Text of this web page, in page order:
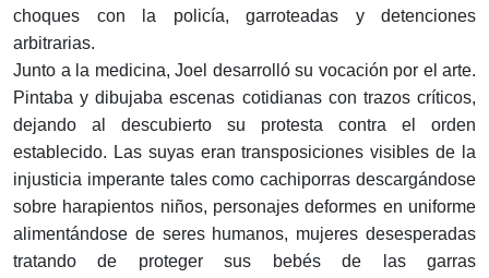
choques con la policía, garroteadas y detenciones
arbitrarias.
Junto a la medicina, Joel desarrolló su vocación por el arte.
Pintaba y dibujaba escenas cotidianas con trazos críticos,
dejando al descubierto su protesta contra el orden
establecido. Las suyas eran transposiciones visibles de la
injusticia imperante tales como cachiporras descargándose
sobre harapientos niños, personajes deformes en uniforme
alimentándose de seres humanos, mujeres desesperadas
tratando de proteger sus bebés de las garras